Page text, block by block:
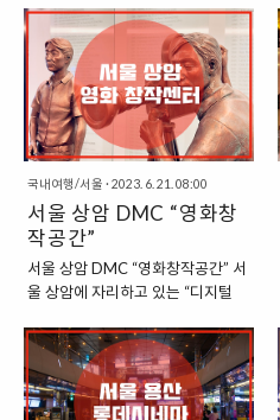
심에는 서로의 존재를 필수적으로
느끼는 관계가 그려진다. Love me
like you do라는 구절은 사랑에 대
한 탐닉적인 요구와 동시에, 사랑을
받으면서 자..
장 강렬하고 감동적인 곡으로, 영화
의 분위기와 주제를 완벽하게 반영
한다. 작곡가 저스틴 허위츠와 배우
라이언 고슬링, 엠마 스톤이 함께 부
른 이 곡은 로맨스와 꿈을 좇는 두
주인공의 감정을 고스란히 담아낸
다. 이 곡은 영화의 서정적이고 몽환
적인 특성을 대표하며, 사랑과 꿈,
그리고 현실에서의 갈등을 동시에
표현하고 있다. “단순함 속에 숨어
있는 깊은 감동” “City of Stars”는
간결한 피아노 선율로 시작하며, 강
하게 흘러간다. 이 곡의 매력은 단순
한 멜로디 속에서 여운이 남는 감성
적 깊이에서 비롯된다. 저스틴 허위
츠의 작곡은 극적인 변화보다는 정
국내여행/서울 · 2023. 6. 21. 08:00
서울 상암 DMC “영화창
작공간”
서울 상암 DMC “영화창작공간” 서
울 상암에 자리하고 있는 “디지털
업센터”라는 건물을 찾을 수 있다.
첨단산업센터에서는 한국국제문화
교류진흥원을 비롯한 다양한 기관
들이 입주하고 있다. 건물에서는